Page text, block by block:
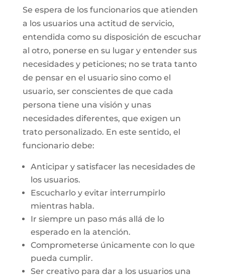
Se espera de los funcionarios que atienden
a los usuarios una actitud de servicio,
entendida como su disposición de escuchar
al otro, ponerse en su lugar y entender sus
necesidades y peticiones; no se trata tanto
de pensar en el usuario sino como el
usuario, ser conscientes de que cada
persona tiene una visión y unas
necesidades diferentes, que exigen un
trato personalizado. En este sentido, el
funcionario debe:
Anticipar y satisfacer las necesidades de
los usuarios.
Escucharlo y evitar interrumpirlo
mientras habla.
Ir siempre un paso más allá de lo
esperado en la atención.
Comprometerse únicamente con lo que
pueda cumplir.
Ser creativo para dar a los usuarios una